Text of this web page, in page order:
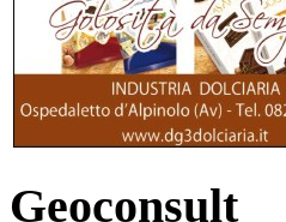
Geoconsult